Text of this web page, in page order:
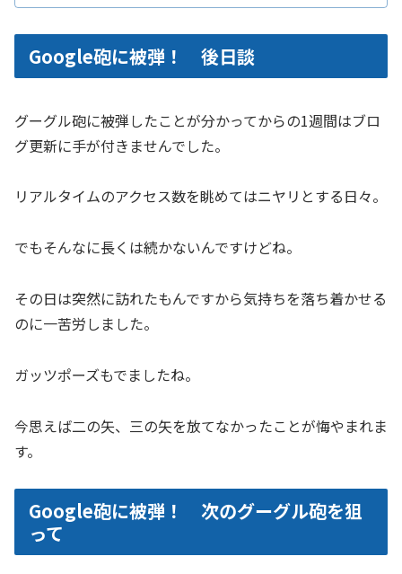
Google砲に被弾！ 後日談
グーグル砲に被弾したことが分かってからの1週間はブロ
グ更新に手が付きませんでした。
リアルタイムのアクセス数を眺めてはニヤリとする日々。
でもそんなに長くは続かないんですけどね。
その日は突然に訪れたもんですから気持ちを落ち着かせる
のに一苦労しました。
ガッツポーズもでましたね。
今思えば二の矢、三の矢を放てなかったことが悔やまれま
す。
Google砲に被弾！ 次のグーグル砲を狙
って